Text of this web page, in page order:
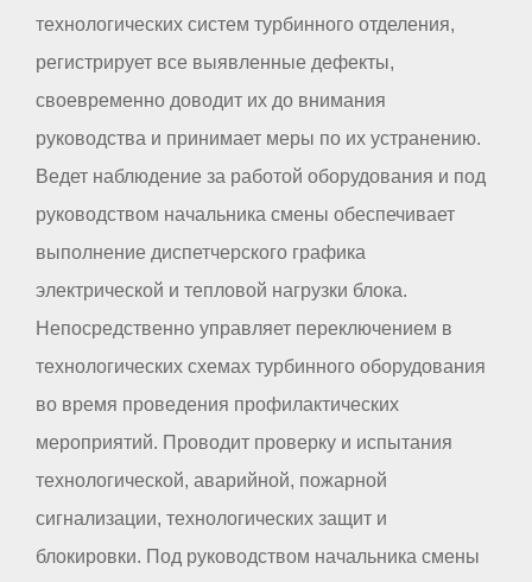
технологических систем турбинного отделения,
регистрирует все выявленные дефекты,
своевременно доводит их до внимания
руководства и принимает меры по их устранению.
Ведет наблюдение за работой оборудования и под
руководством начальника смены обеспечивает
выполнение диспетчерского графика
электрической и тепловой нагрузки блока.
Непосредственно управляет переключением в
технологических схемах турбинного оборудования
во время проведения профилактических
мероприятий. Проводит проверку и испытания
технологической, аварийной, пожарной
сигнализации, технологических защит и
блокировки. Под руководством начальника смены